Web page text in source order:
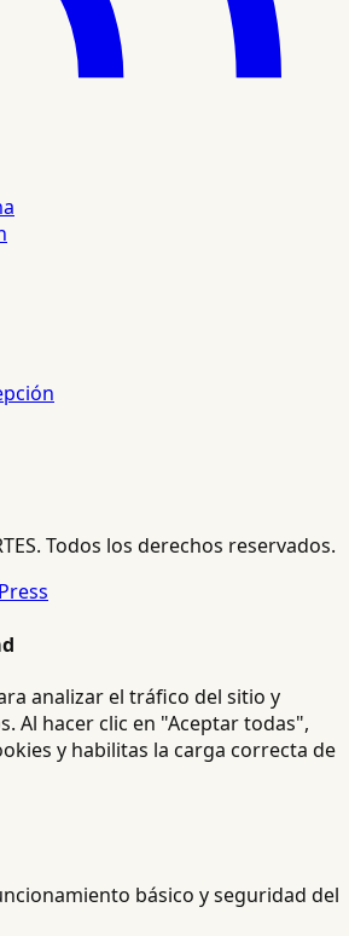
Todos los derechos reservados.
analizar el tráfico del sitio y
Al hacer clic en "Aceptar todas",
y habilitas la carga correcta de
básico y seguridad del